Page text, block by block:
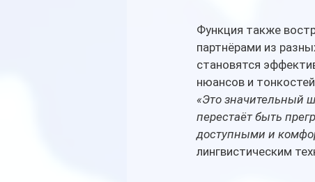
Функция также
партнёрами из
становятся
нюансов и
«Это значительный
перестаёт быть
доступными и
лингвистическим